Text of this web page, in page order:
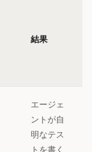
結果
エージェ
ントが自
明なテス
トを書く